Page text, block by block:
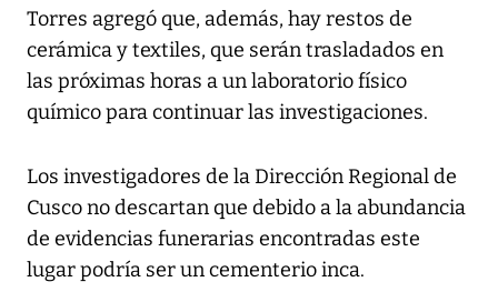
Torres agregó que, además, hay restos de
cerámica y textiles, que serán trasladados en
las próximas horas a un laboratorio físico
químico para continuar las investigaciones.
Los investigadores de la Dirección Regional de
Cusco no descartan que debido a la abundancia
de evidencias funerarias encontradas este
lugar podría ser un cementerio inca.